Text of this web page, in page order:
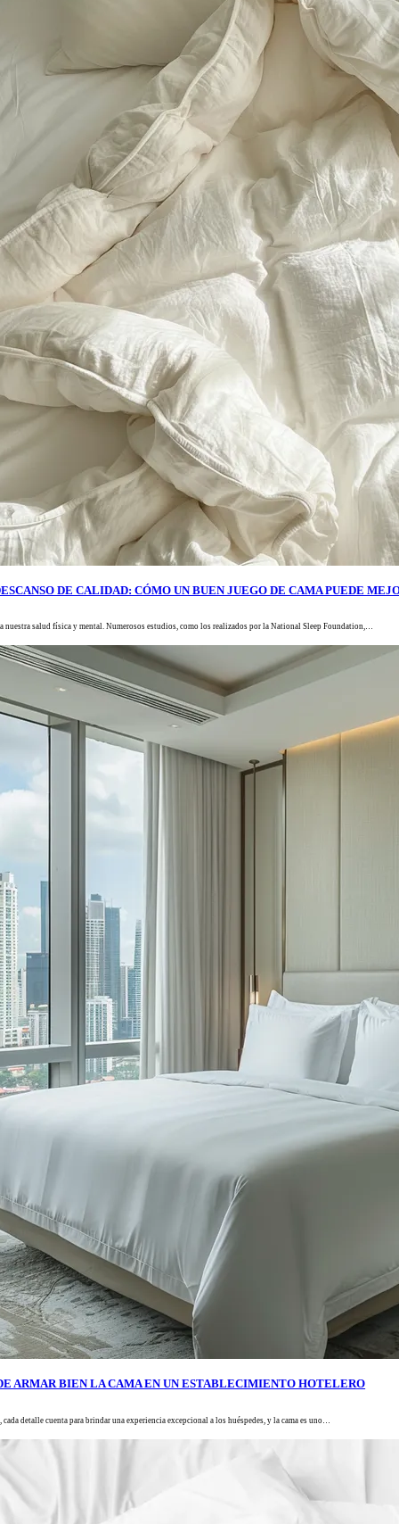
DE CALIDAD: CÓMO UN BUEN JUEGO DE CAMA PUEDE
nuestra salud física y mental. Numerosos estudios, como los realizados por la National Sleep Foundation,…
ARMAR BIEN LA CAMA EN UN ESTABLECIMIENTO HOTELERO
detalle cuenta para brindar una experiencia excepcional a los huéspedes, y la cama es uno…